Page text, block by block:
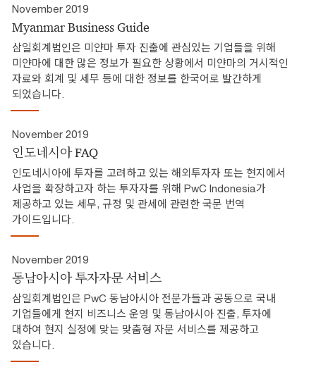
November 2019
Myanmar Business Guide
삼일회계법인은 미얀마 투자 진출에 관심있는 기업들을 위해
미얀마에 대한 많은 정보가 필요한 상황에서 미얀마의 거시적인
자료와 회계 및 세무 등에 대한 정보를 한국어로 발간하게
되었습니다.
November 2019
인도네시아 FAQ
인도네시아에 투자를 고려하고 있는 해외투자자 또는 현지에서
사업을 확장하고자 하는 투자자를 위해 PwC Indonesia가
제공하고 있는 세무, 규정 및 관세에 관련한 국문 번역
가이드입니다.
November 2019
동남아시아 투자자문 서비스
삼일회계법인은 PwC 동남아시아 전문가들과 공동으로 국내
기업들에게 현지 비즈니스 운영 및 동남아시아 진출, 투자에
대하여 현지 실정에 맞는 맞춤형 자문 서비스를 제공하고
있습니다.